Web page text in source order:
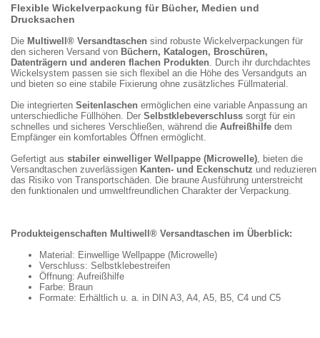
Flexible Wickelverpackung für Bücher, Medien und
Drucksachen
Die Multiwell® Versandtaschen sind robuste Wickelverpackungen für
den sicheren Versand von Büchern, Katalogen, Broschüren,
Datenträgern und anderen flachen Produkten. Durch ihr durchdachtes
Wickelsystem passen sie sich flexibel an die Höhe des Versandguts an
und bieten so eine stabile Fixierung ohne zusätzliches Füllmaterial.
Die integrierten Seitenlaschen ermöglichen eine variable Anpassung an
unterschiedliche Füllhöhen. Der Selbstklebeverschluss sorgt für ein
schnelles und sicheres Verschließen, während die Aufreißhilfe dem
Empfänger ein komfortables Öffnen ermöglicht.
Gefertigt aus stabiler einwelliger Wellpappe (Microwelle), bieten die
Versandtaschen zuverlässigen Kanten- und Eckenschutz und reduzieren
das Risiko von Transportschäden. Die braune Ausführung unterstreicht
den funktionalen und umweltfreundlichen Charakter der Verpackung.
Produkteigenschaften Multiwell® Versandtaschen im Überblick:
Material: Einwellige Wellpappe (Microwelle)
Verschluss: Selbstklebestreifen
Öffnung: Aufreißhilfe
Farbe: Braun
Formate: Erhältlich u. a. in DIN A3, A4, A5, B5, C4 und C5